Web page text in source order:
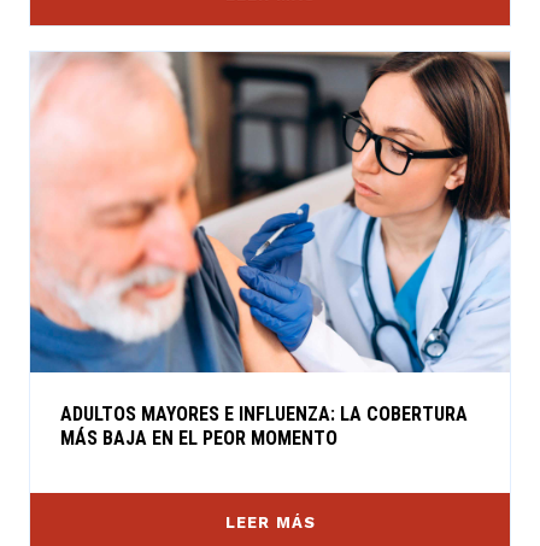
ADULTOS MAYORES E INFLUENZA: LA COBERTURA
MÁS BAJA EN EL PEOR MOMENTO
LEER MÁS